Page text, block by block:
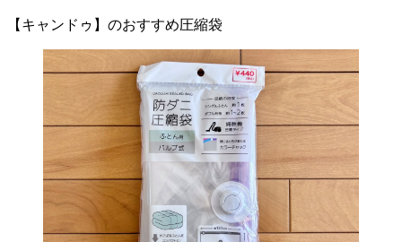
【キャンドゥ】のおすすめ圧縮袋